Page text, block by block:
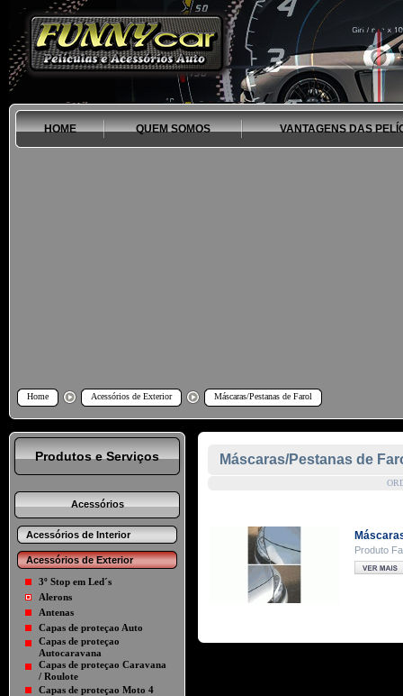
HOME QUEM SOMOS VANTAGENS DAS
Home Acessórios de Exterior Máscaras/Pestanas de Farol
Produtos e Serviços
Acessórios
Acessórios de Interior
Acessórios de Exterior
3º Stop em Led´s
Alerons
Antenas
Capas de proteçao Auto
Capas de proteçao
Autocaravana
Capas de proteçao Caravana
/ Roulote
Capas de proteçao Moto 4
Máscaras/Pestanas de
Produto